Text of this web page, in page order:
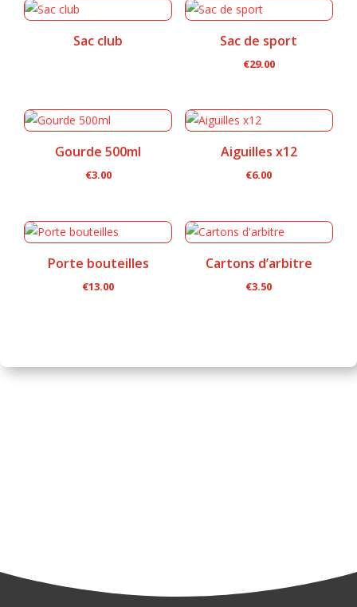
Sac club Sac de sport
€29.00
Gourde 500ml
€3.00
Aiguilles x12
€6.00
Porte bouteilles
€13.00
Cartons d’arbitre
€3.50